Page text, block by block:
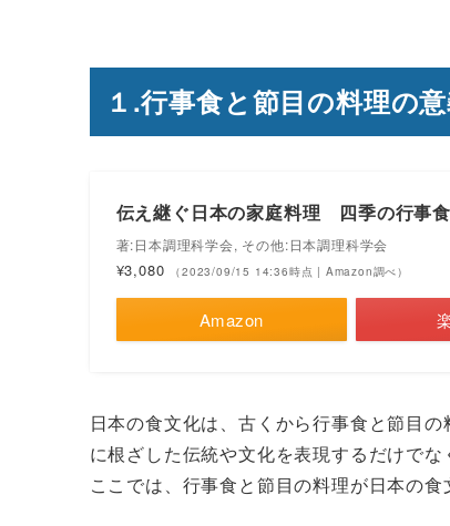
１.行事食と節目の料理の
伝え継ぐ日本の家庭料理 四季の行事食
著:日本調理科学会, その他:日本調理科学会
¥3,080 （2023/09/15 14:36時点 | Amazon調べ）
Amazon
日本の食文化は、古くから行事食と節目
に根ざした伝統や文化を表現するだけで
ここでは、行事食と節目の料理が日本の